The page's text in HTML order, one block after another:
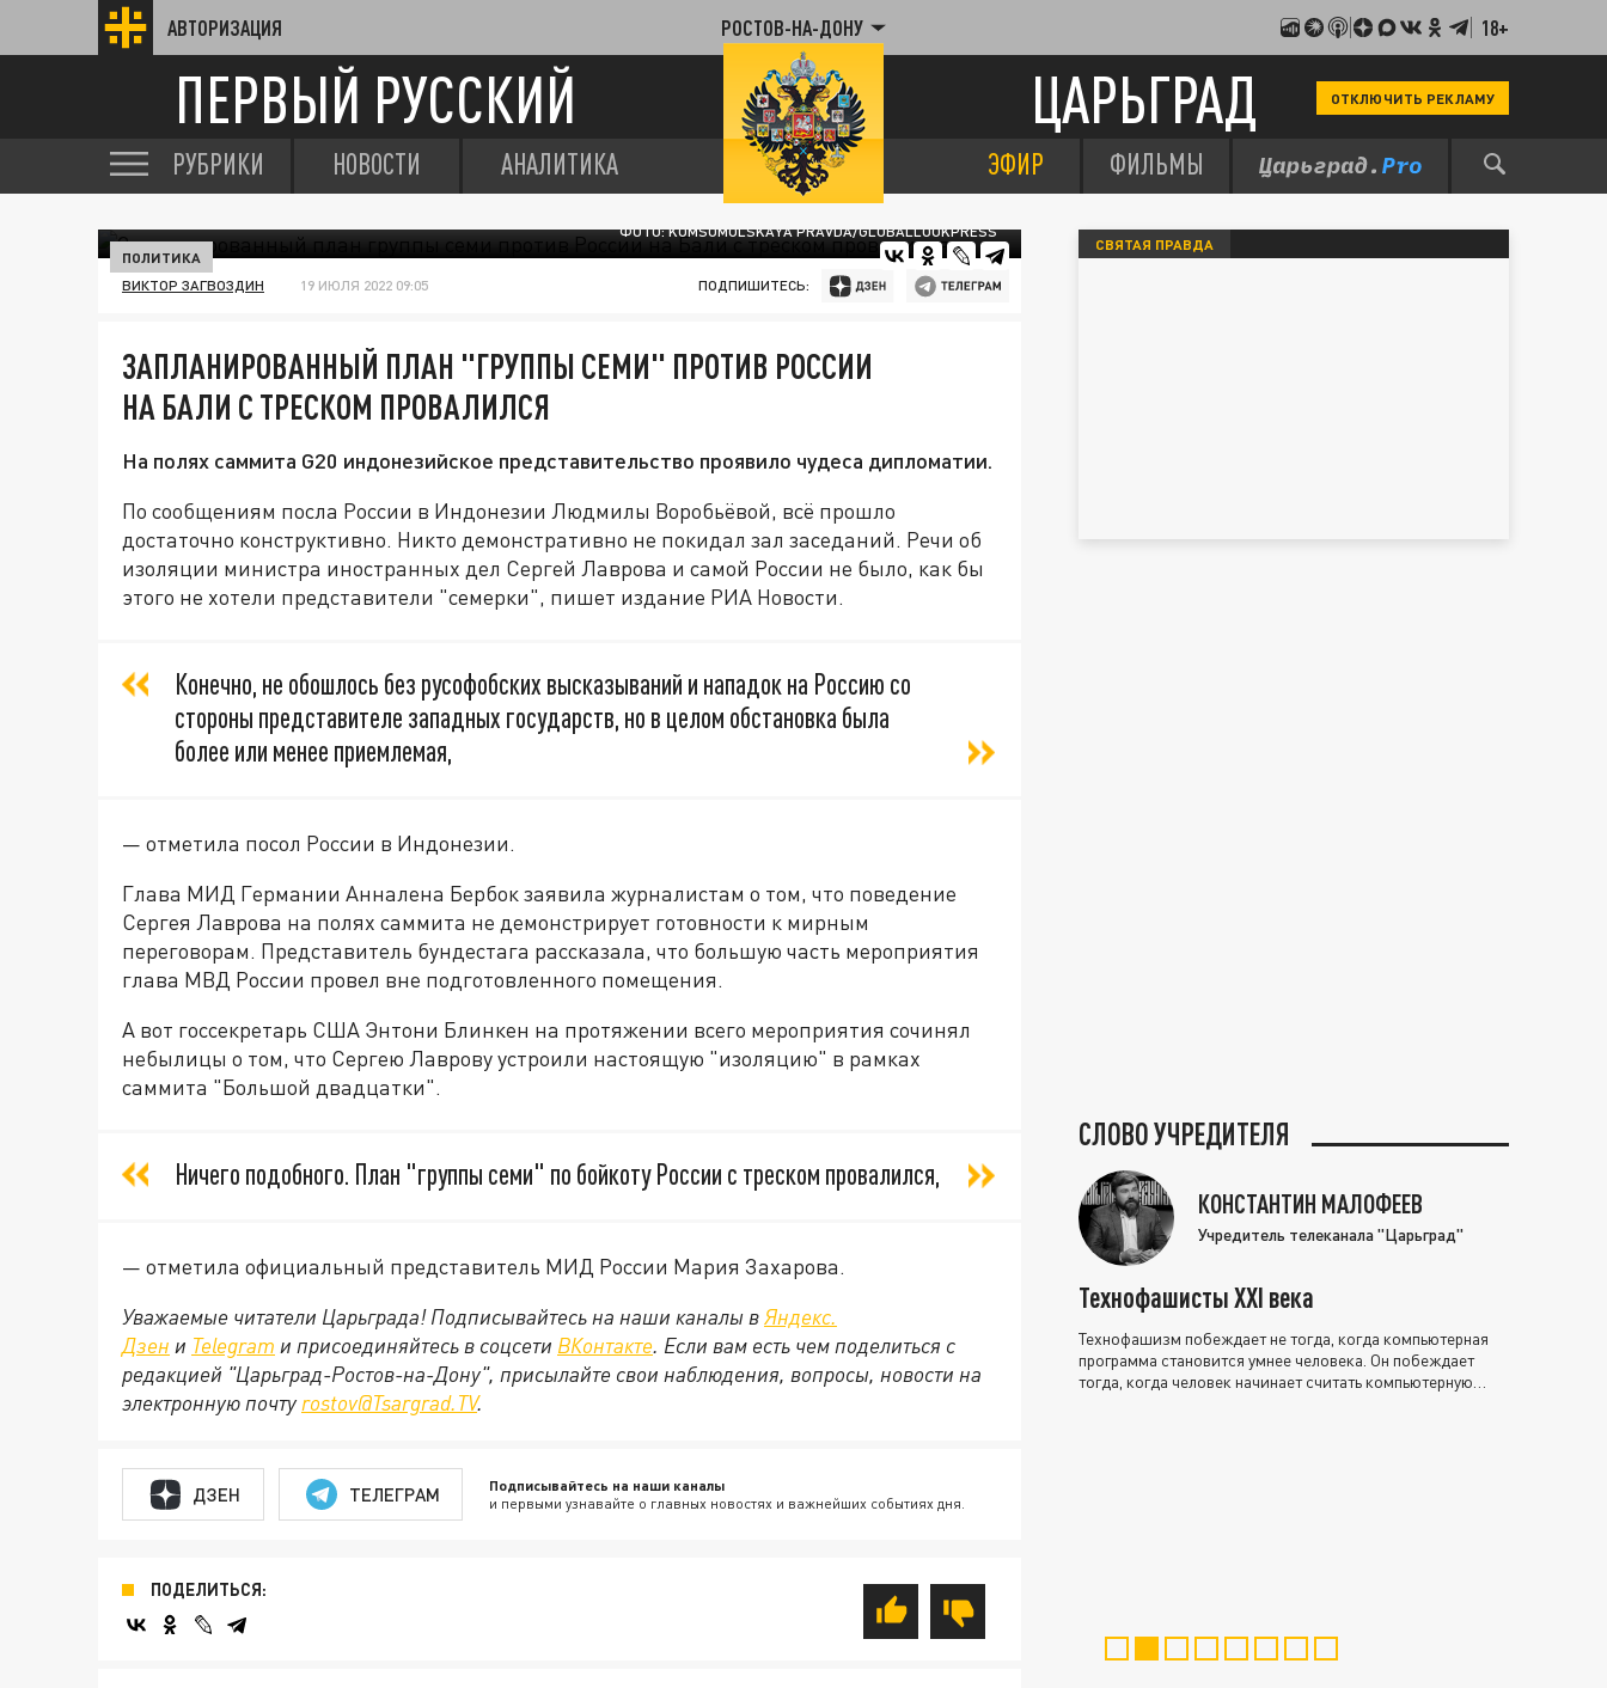
АВТОРИЗАЦИЯ РОСТОВ-НА-ДОНУ 18+
ПЕРВЫЙ РУССКИЙ ЦАРЬГРАД ОТКЛЮЧИТЬ РЕКЛАМУ
РУБРИКИ НОВОСТИ АНАЛИТИКА ЭФИР ФИЛЬМЫ
ФОТО: KOMSOMOLSKAYA PRAVDA/GLOBALLOOKPRESS
ПОЛИТИКА
ВИКТОР ЗАГВОЗДИН 19 ИЮЛЯ 2022 09:05 ПОДПИШИТЕСЬ:
ЗАПЛАНИРОВАННЫЙ ПЛАН "ГРУППЫ СЕМИ" ПРОТИВ РОССИИ
НА БАЛИ С ТРЕСКОМ ПРОВАЛИЛСЯ
На полях саммита G20 индонезийское представительство проявило чудеса дипломатии.
По сообщениям посла России в Индонезии Людмилы Воробьёвой, всё прошло
достаточно конструктивно. Никто демонстративно не покидал зал заседаний. Речи об
изоляции министра иностранных дел Сергей Лаврова и самой России не было, как бы
этого не хотели представители "семерки", пишет издание РИА Новости.
Конечно, не обошлось без русофобских высказываний и нападок на Россию со
стороны представителе западных государств, но в целом обстановка была
более или менее приемлемая,
— отметила посол России в Индонезии.
Глава МИД Германии Анналена Бербок заявила журналистам о том, что поведение
Сергея Лаврова на полях саммита не демонстрирует готовности к мирным
переговорам. Представитель бундестага рассказала, что большую часть мероприятия
глава МВД России провел вне подготовленного помещения.
А вот госсекретарь США Энтони Блинкен на протяжении всего мероприятия сочинял
небылицы о том, что Сергею Лаврову устроили настоящую "изоляцию" в рамках
саммита "Большой двадцатки".
Ничего подобного. План "группы семи" по бойкоту России с треском провалился,
— отметила официальный представитель МИД России Мария Захарова.
Уважаемые читатели Царьграда! Подписывайтесь на наши каналы вЯндекс.
Дзен и Telegram и присоединяйтесь в соцсети ВКонтакте. Если вам есть чем поделиться с
редакцией "Царьград-Ростов-на-Дону", присылайте свои наблюдения, вопросы, новости на
электронную почту rostov@Tsargrad.ТV.
ДЗЕН ТЕЛЕГРАМ Подписывайтесь на наши каналы
и первыми узнавайте о главных новостях и важнейших событиях дня.
ПОДЕЛИТЬСЯ:
СВЯТАЯ ПРАВДА
СЛОВО УЧРЕДИТЕЛЯ
КОНСТАНТИН МАЛОФЕЕВ
Учредитель телеканала "Царьград"
Технофашисты XXI века
Технофашизм побеждает не тогда, когда компьютерная
программа становится умнее человека. Он побеждает
тогда, когда человек начинает считать компьютерную